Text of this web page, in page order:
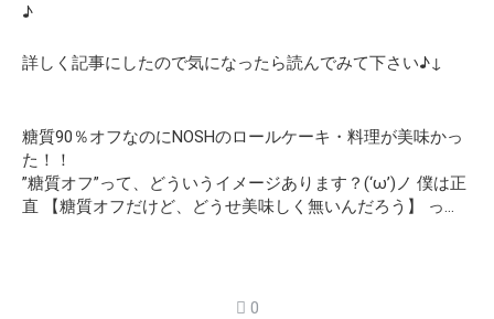
♪
詳しく記事にしたので気になったら読んでみて下さい♪↓
糖質90％オフなのにNOSHのロールケーキ・料理が美味かっ
た！！
”糖質オフ”って、どういうイメージあります？(‘ω’)ノ 僕は正
直 【糖質オフだけど、どうせ美味しく無いんだろう】 っ…
0